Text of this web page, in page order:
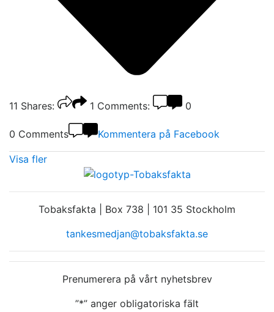
11 Shares: 1 Comments: 0
0 Comments Kommentera på Facebook
Visa fler
Tobaksfakta | Box 738 | 101 35 Stockholm
tankesmedjan@tobaksfakta.se
Prenumerera på vårt nyhetsbrev
”*” anger obligatoriska fält